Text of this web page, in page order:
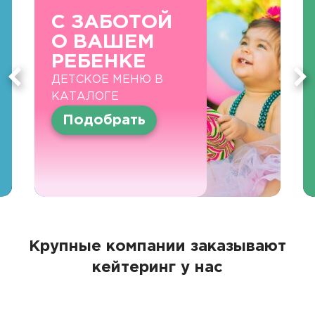
С ЗАБОТОЙ
О ВАШЕМ
РЕБЕНКЕ
ДЕТСКОЕ МЕНЮ В
КАТАЛОГЕ
Подобрать
Крупные компании заказывают
кейтеринг у нас